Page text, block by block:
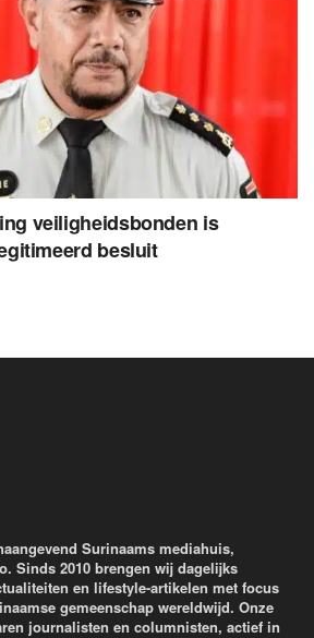
veiligheidsbonden is
besluit
Surinaams mediahuis,
Sinds 2010 brengen wij dagelijks
en lifestyle-artikelen met focus
gemeenschap wereldwijd. Onze
journalisten en columnisten, actief in